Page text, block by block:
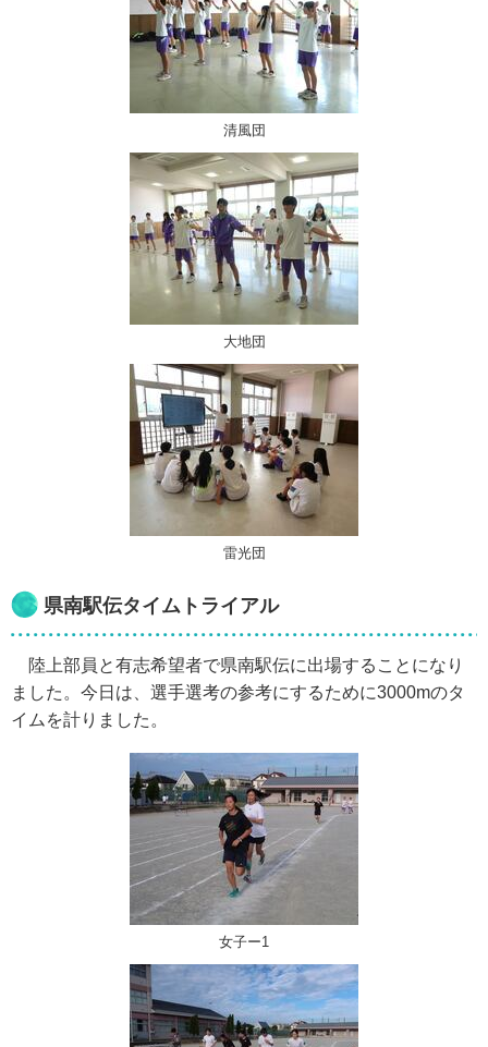
清風団
大地団
雷光団
県南駅伝タイムトライアル
陸上部員と有志希望者で県南駅伝に出場することになり
ました。今日は、選手選考の参考にするために3000mのタ
イムを計りました。
女子ー1